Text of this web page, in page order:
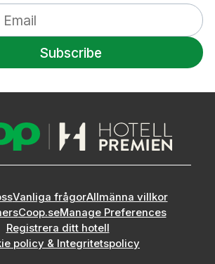
Subscribe
Vanliga frågorAllmänna villkor
Coop.seManage Preferences
Registrera ditt hotell
policy & Integritetspolicy